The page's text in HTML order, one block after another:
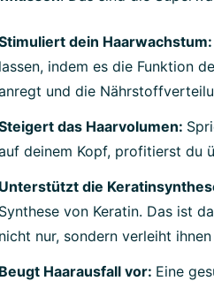
dein Haarwachstum:
lassen, indem es die Funktion
und die
das Haarvolumen:
deinem Kopf, profitierst du
Unterstützt die
Synthese von Keratin. Das ist
nicht nur, sondern verleiht
Beugt Haarausfall vor: Eine